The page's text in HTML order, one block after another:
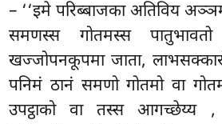
– ‘‘इमे परिब्बाजका अतिविय
समणस्स गोतमस्स पातुभावतो
खज्जोपनकूपमा जाता,
पनिमं ठानं समणो गोतमो वा
उपट्ठाको वा तस्स आगच्छेय्य ,